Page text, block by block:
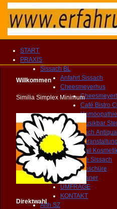
START
PRAXIS
Sissach BL
Anfahrt Sissach
Cheesmeyerhus
Café Bistro
Musikbar
Buch
Nail
Gemeinde Sissach
Praxis Broschüre
Routenplaner
UMFRAGE
KONTAKT
Arth SZ
Willkommen
Similia Simplex Minimum
Direktwahl